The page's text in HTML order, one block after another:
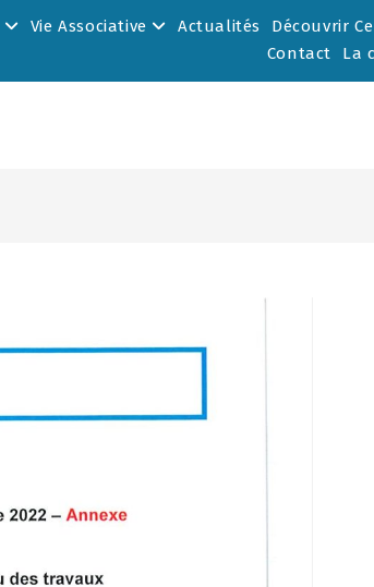
Vie Associative Actualités Découvrir
Contact
La